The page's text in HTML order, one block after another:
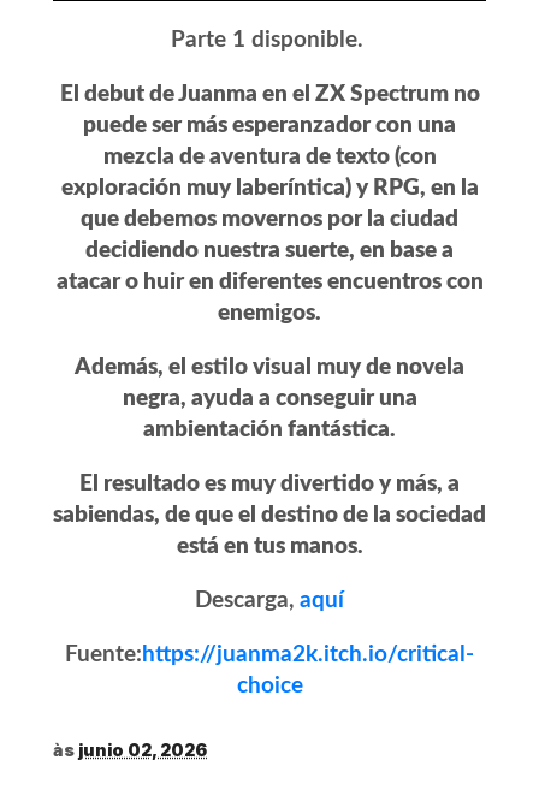
Parte 1 disponible.
El debut de Juanma en el ZX Spectrum no
puede ser más esperanzador con una
mezcla de aventura de texto (con
exploración muy laberíntica) y RPG, en la
que debemos movernos por la ciudad
decidiendo nuestra suerte, en base a
atacar o huir en diferentes encuentros con
enemigos.
Además, el estilo visual muy de novela
negra, ayuda a conseguir una
ambientación fantástica.
El resultado es muy divertido y más, a
sabiendas, de que el destino de la sociedad
está en tus manos.
Descarga, aquí
Fuente: https://juanma2k.itch.io/critical-
choice
às junio 02, 2026